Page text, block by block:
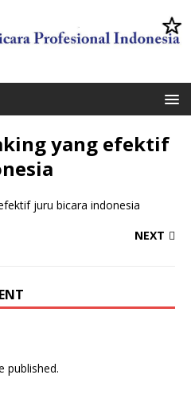
yang efektif
NEXT
published.